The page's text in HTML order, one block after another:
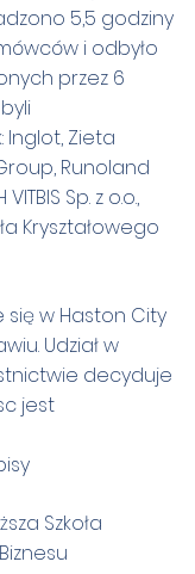
5,5 godziny
i odbyło
przez 6
Inglot, Zieta
Runoland
Sp. z o.o.,
Kryształowego
się w Haston City
Udział w
decyduje
jest
Szkoła